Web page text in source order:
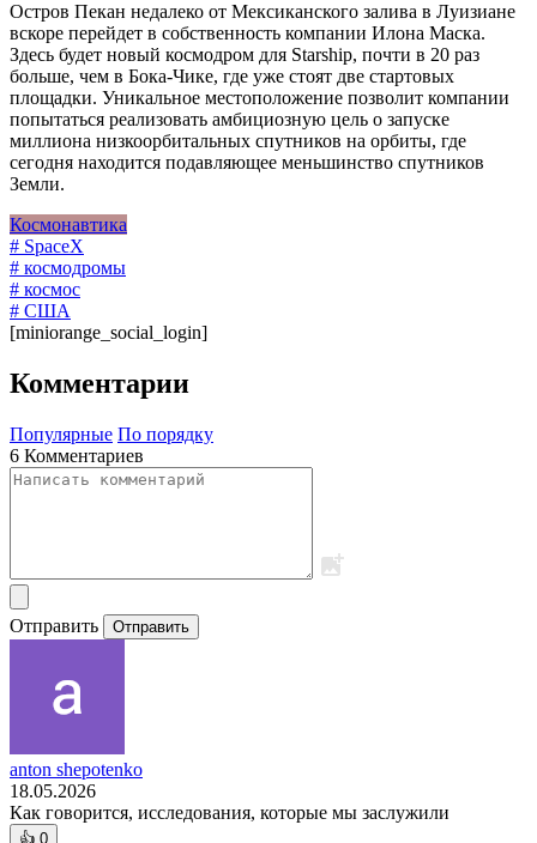
Остров Пекан недалеко от Мексиканского залива в Луизиане
вскоре перейдет в собственность компании Илона Маска.
Здесь будет новый космодром для Starship, почти в 20 раз
больше, чем в Бока-Чике, где уже стоят две стартовых
площадки. Уникальное местоположение позволит компании
попытаться реализовать амбициозную цель о запуске
миллиона низкоорбитальных спутников на орбиты, где
сегодня находится подавляющее меньшинство спутников
Земли.
Космонавтика
# SpaceX
# космодромы
# космос
# США
[miniorange_social_login]
Комментарии
Популярные По порядку
6 Комментариев
Отправить Отправить
anton shepotenko
18.05.2026
Как говорится, исследования, которые мы заслужили
👍 0